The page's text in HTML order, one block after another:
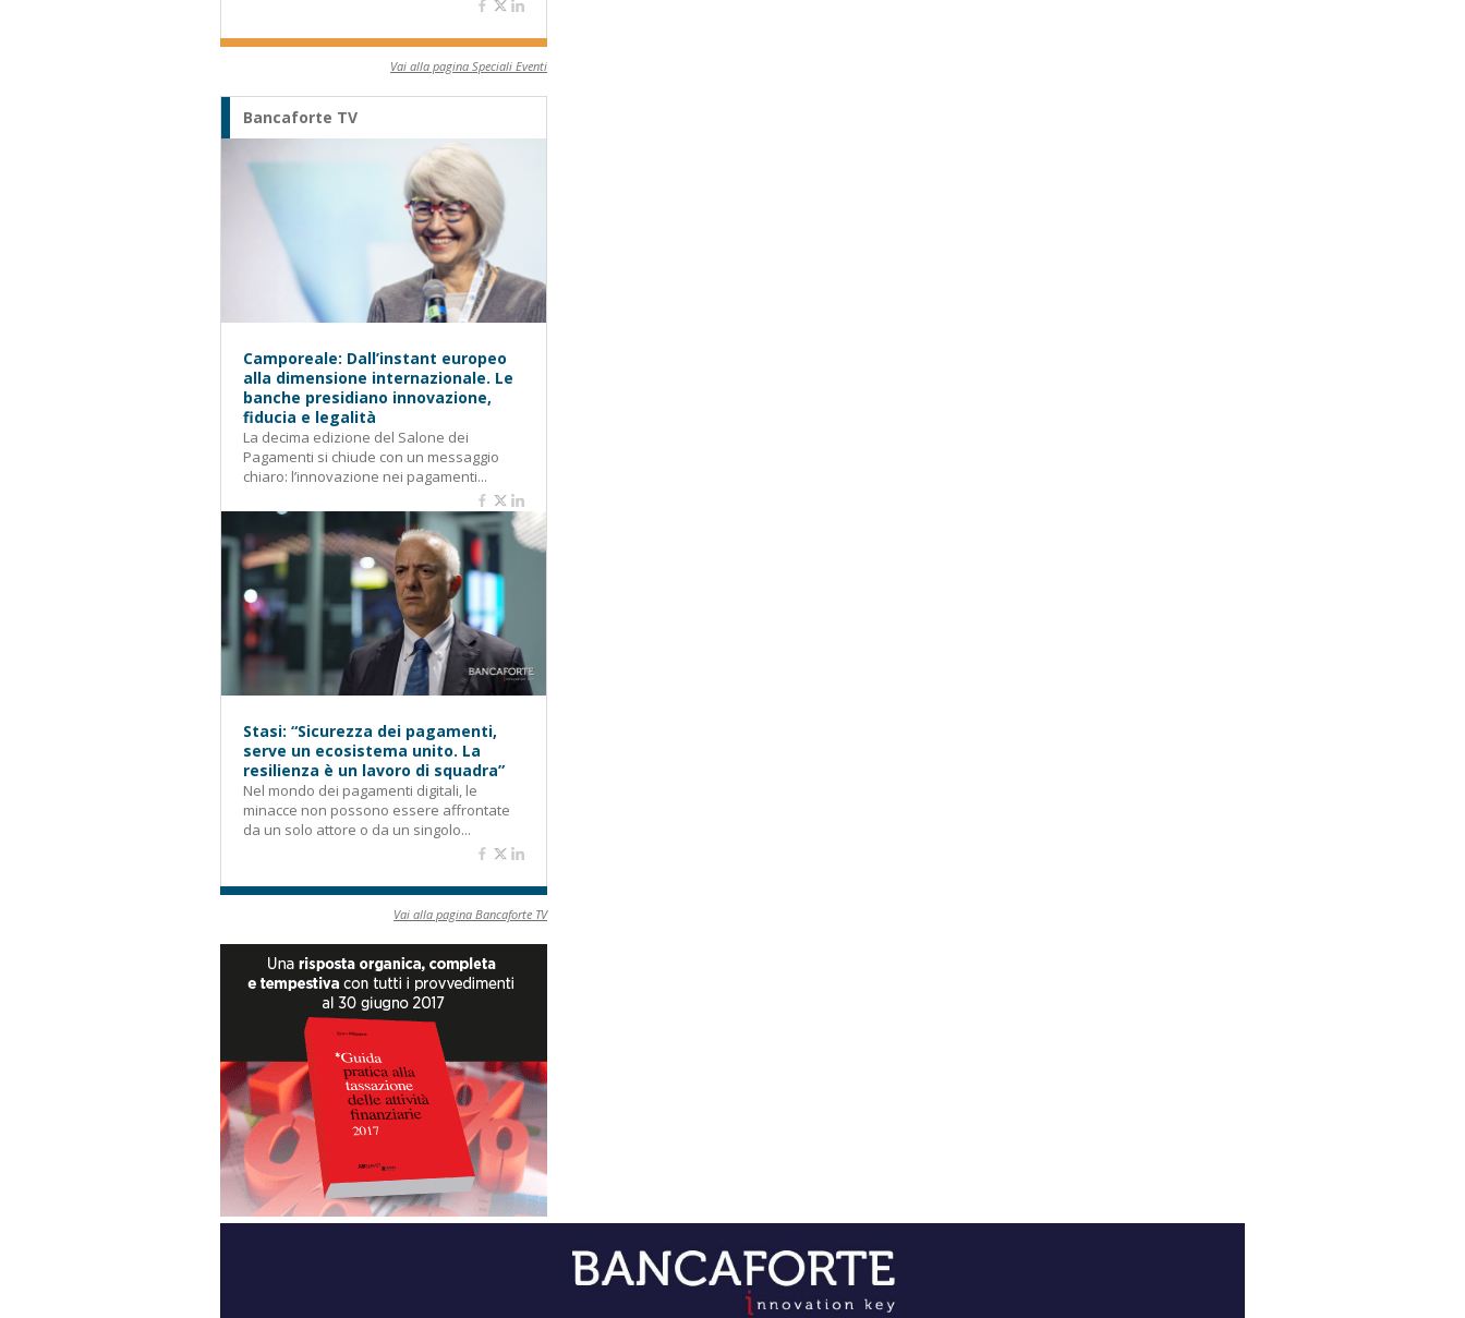
Vai alla pagina Speciali Eventi
Bancaforte TV
Camporeale: Dall’instant europeo
alla dimensione internazionale. Le
banche presidiano innovazione,
fiducia e legalità
La decima edizione del Salone dei
Pagamenti si chiude con un messaggio
chiaro: l’innovazione nei pagamenti...
Stasi: “Sicurezza dei pagamenti,
serve un ecosistema unito. La
resilienza è un lavoro di squadra”
Nel mondo dei pagamenti digitali, le
minacce non possono essere affrontate
da un solo attore o da un singolo...
Vai alla pagina Bancaforte TV